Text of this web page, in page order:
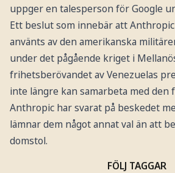
uppger en talesperson för Google
Ett beslut som innebär att
använts av den amerikanska
under det pågående kriget i
frihetsberövandet av Venezuelas
inte längre kan samarbeta med den
Anthropic har svarat på beskedet
lämnar dem något annat val än att
domstol.
FÖLJ TAGGAR